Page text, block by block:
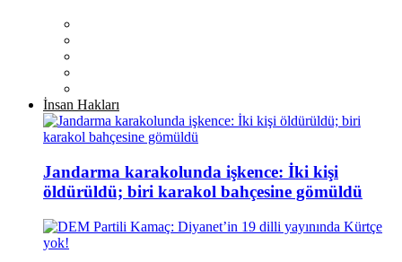
İnsan Hakları
Jandarma karakolunda işkence: İki kişi
öldürüldü; biri karakol bahçesine gömüldü